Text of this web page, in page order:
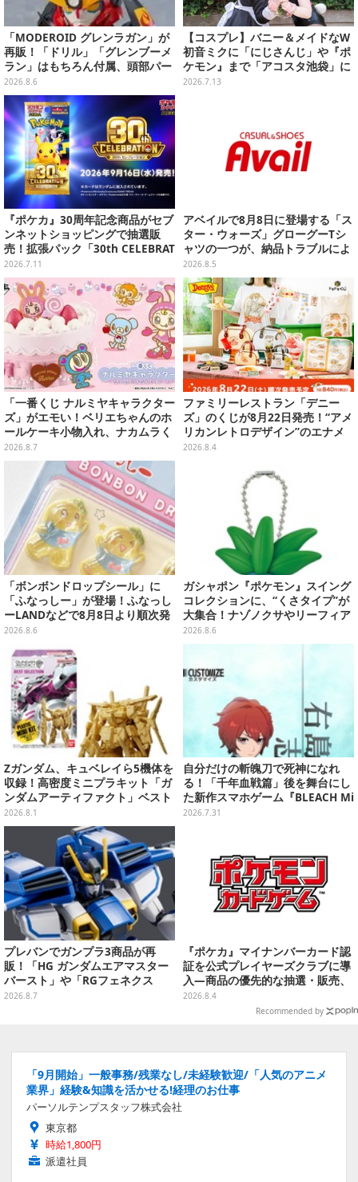
「MODEROID グレンラガン」が
再販！「ドリル」「グレンブーメ
ラン」はもちろん付属、頭部パー
ツを組み替えると「ラガン」も再
現可能
2026.8.6
【コスプレ】バニー＆メイドなW
初音ミクに「にじさんじ」や『ポ
ケモン』まで「アコスタ池袋」に
集った美麗レイヤー13選【写真60
2026.7.13
『ポケカ』30周年記念商品がセブ
ンネットショッピングで抽選販
売！拡張パック「30th CELEBRAT
ION」と「エーフィ・ブラッキー
セット」が対象
2026.7.11
アベイルで8月8日に登場する「ス
ター・ウォーズ」グローグーTシ
ャツの一つが、納品トラブルによ
り販売日変更へ
2026.8.5
「一番くじ ナルミヤキャラクター
ズ」がエモい！ベリエちゃんのホ
ールケーキ小物入れ、ナカムラく
んのマスコットなどがズラリ
2026.8.7
ファミリーレストラン「デニー
ズ」のくじが8月22日発売！“アメ
リカンレトロデザイン”のエナメ
ルバッグやTシャツなど、日常使
2026.8.4
「ボンボンドロップシール」に
「ふなっしー」が登場！ふなっし
ーLANDなどで8月8日より順次発
売
2026.8.6
ガシャポン『ポケモン』スイング
コレクションに、“くさタイプ”が
大集合！ナゾノクサやリーフィア
など全5種が仲間入り
2026.8.6
Zガンダム、キュベレイら5機体を
収録！高密度ミニプラキット「ガ
ンダムアーティファクト」ベスト
セレクションが10月発売
2026.8.1
自分だけの斬魄刀で死神になれ
る！「千年血戦篇」後を舞台にし
た新作スマホゲーム『BLEACH Mi
rrors High』クローズドβテスト
2026.7.31
プレバンでガンプラ3商品が再
販！「HG ガンダムエアマスター
バースト」や「RGフェネクス
（ナラティブVer.）」も
2026.8.7
『ポケカ』マイナンバーカード認
証を公式プレイヤーズクラブに導
入―商品の優先的な抽選・販売、
公式大会への参加申し込みに活用
2026.8.4
Recommended by
「9月開始」一般事務/残業なし/未経験歓迎/「人気のアニメ
業界」経験&知識を活かせる!経理のお仕事
パーソルテンプスタッフ株式会社
東京都
時給1,800円
派遣社員